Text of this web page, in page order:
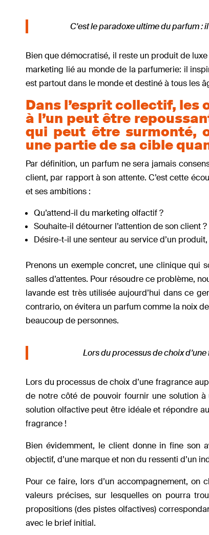
C’est le paradoxe ultime du parfum :
Bien que démocratisé, il reste un produit de
marketing lié au monde de la parfumerie: il
est partout dans le monde et destiné à tous les
Dans l’esprit collectif, les
à l’un peut être
qui peut être surmonté,
une partie de sa cible
Par définition, un parfum ne sera jamais
client, par rapport à son attente. C’est cette
et ses ambitions :
Qu’attend-il du marketing olfactif ?
Souhaite-il détourner l’attention de son client ?
Désire-t-il une senteur au service d’un
Prenons un exemple concret, une clinique qui
salles d’attentes. Pour résoudre ce problème,
lavande est très utilisée aujourd’hui dans ce
contrario, on évitera un parfum comme la noix
beaucoup de personnes.
Lors du processus de choix
Lors du processus de choix d’une fragrance
de notre côté de pouvoir fournir une solution
solution olfactive peut être idéale et répondre
fragrance !
Bien évidemment, le client donne in fine son
objectif, d’une marque et non du ressenti d’un
Pour ce faire, lors d’un accompagnement,
valeurs précises, sur lesquelles on pourra
propositions (des pistes olfactives)
avec le brief initial.